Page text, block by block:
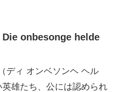
Die onbesonge helde
ディ オンベソンヘ ヘル
雄たち、公には認められ